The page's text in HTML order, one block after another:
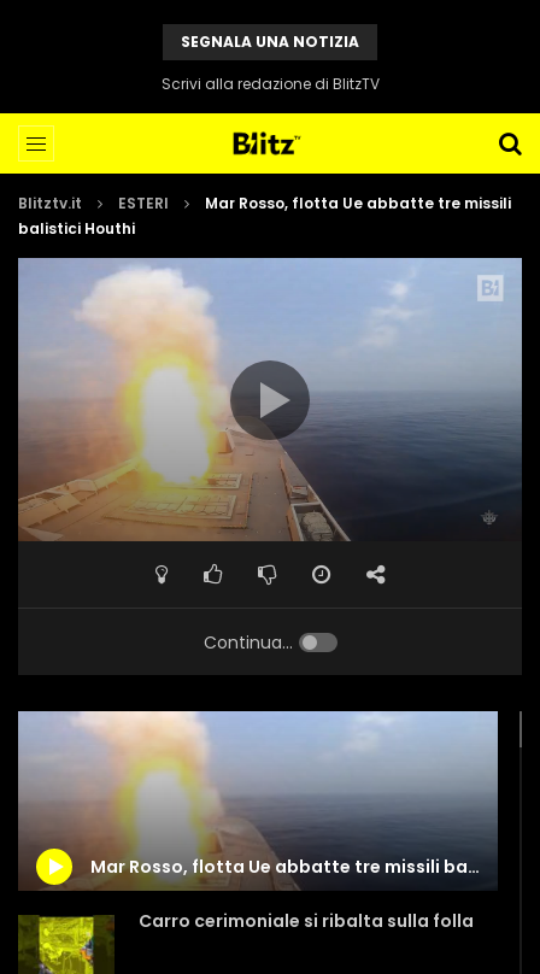
SEGNALA UNA NOTIZIA
Scrivi alla redazione di BlitzTV
Blitztv.it ESTERI
Mar Rosso, flotta Ue abbatte tre missili
balistici Houthi
Continua...
Mar Rosso, flotta Ue abbatte tre missili balistici Houthi
Carro cerimoniale si ribalta sulla folla